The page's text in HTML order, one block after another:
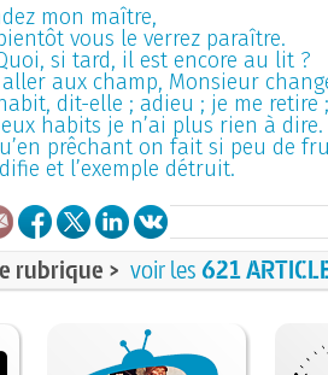
mon maître,
vous le verrez paraître.
si tard, il est encore au lit ?
aux champ, Monsieur
dit-elle ; adieu ; je me retire
habits je n’ai plus rien à dire.
prêchant on fait si peu de
et l’exemple détruit.
rubrique > voir les621